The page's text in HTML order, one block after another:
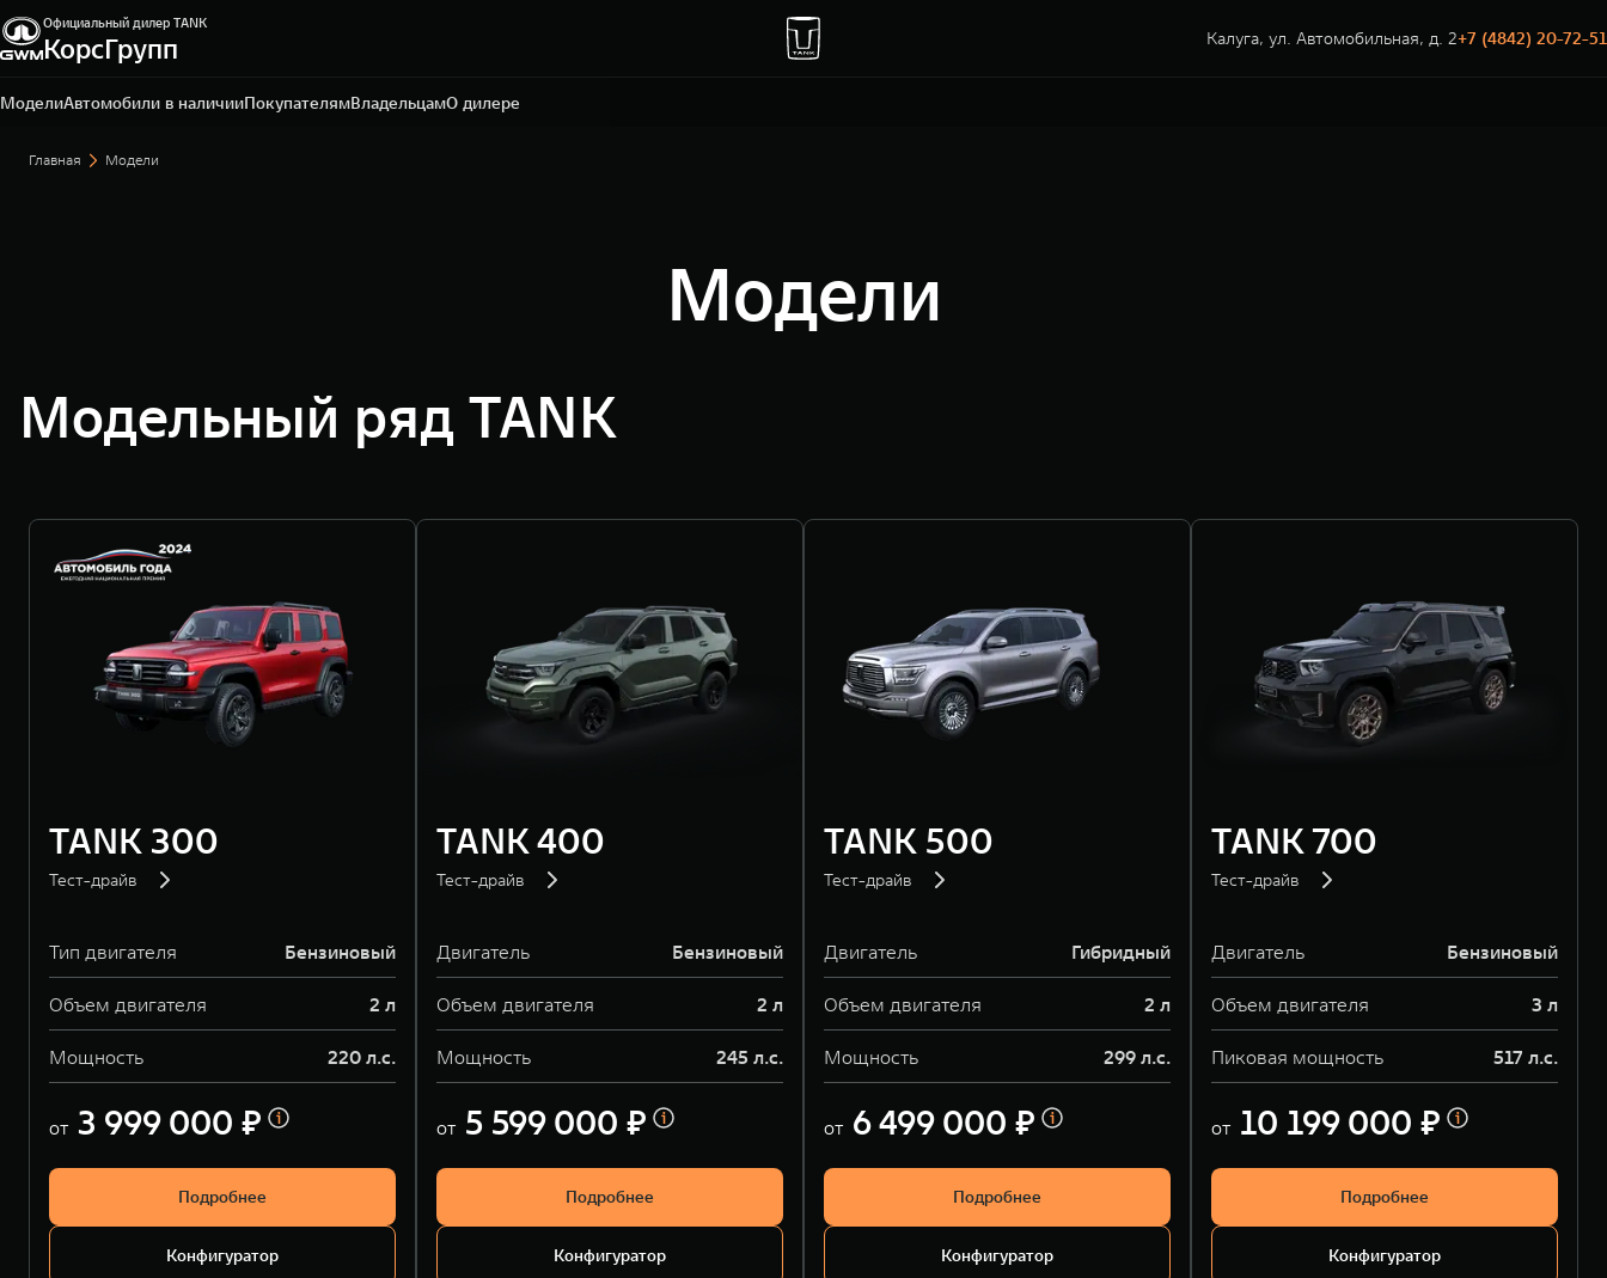
Официальный дилер TANK
КорсГрупп Калуга, ул. Автомобильная, д. 2+7 (4842) 20-72-51
МоделиАвтомобили в наличииПокупателямВладельцамО дилере
Калуга, ул. Автомобильная, д. 2
+7 (4842) 20-72-51
Главная Модели
Модели
Модельный ряд TANK
TANK 300
Тест-драйв
Тип двигателя Бензиновый
Объем двигателя 2 л
Мощность 220 л.с.
от 3 999 000 ₽
Подробнее
Конфигуратор
TANK 400
Тест-драйв
Двигатель Бензиновый
Объем двигателя 2 л
Мощность 245 л.с.
от 5 599 000 ₽
Подробнее
Конфигуратор
TANK 500
Тест-драйв
Двигатель Гибридный
Объем двигателя 2 л
Мощность 299 л.с.
от 6 499 000 ₽
Подробнее
Конфигуратор
TANK 700
Тест-драйв
Двигатель Бензиновый
Объем двигателя 3 л
Пиковая мощность 517 л.с.
от 10 199 000 ₽
Подробнее
Конфигуратор